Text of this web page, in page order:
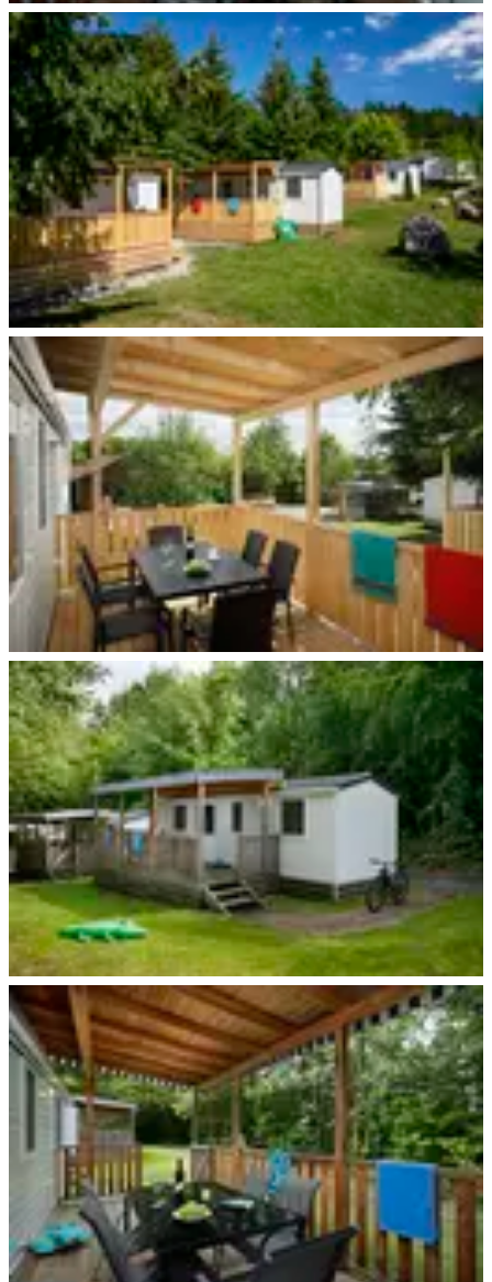
Nürnberg
Viechtach
Viechtach
Wingst